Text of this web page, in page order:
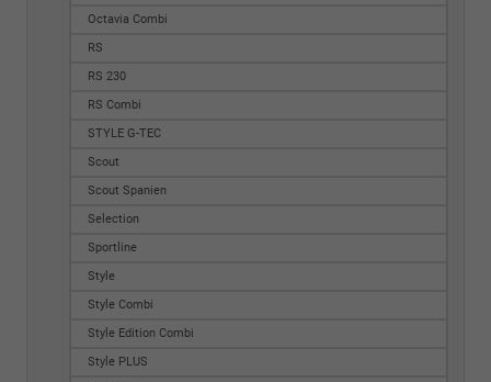
Octavia Combi
RS
RS 230
RS Combi
STYLE G-TEC
Scout
Scout Spanien
Selection
Sportline
Style
Style Combi
Style Edition Combi
Style PLUS